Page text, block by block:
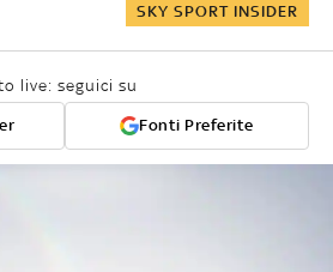
SKY SPORT INSIDER
live: seguici su
Fonti Preferite